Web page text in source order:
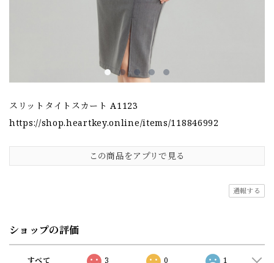
スリットタイトスカート A1123
https://shop.heartkey.online/items/118846992
この商品をアプリで見る
通報する
ショップの評価
すべて 3 0 1